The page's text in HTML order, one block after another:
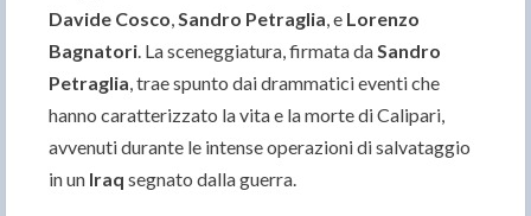
Davide Cosco,Sandro Petraglia, e Lorenzo
Bagnatori. La sceneggiatura, firmata daSandro
Petraglia, trae spunto dai drammatici eventi che
hanno caratterizzato la vita e la morte di Calipari,
avvenuti durante le intense operazioni di salvataggio
in un Iraq segnato dalla guerra.